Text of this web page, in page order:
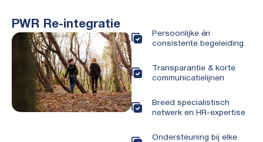
PWR Re-integratie
Persoonlijke én
consistente begeleiding
Transparantie & korte
communicatielijnen
Breed specialistisch
netwerk en HR-expertise
Ondersteuning bij elke